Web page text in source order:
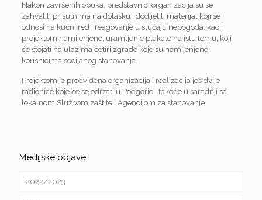
Nakon završenih obuka, predstavnici organizacija su se
zahvalili prisutnima na dolasku i dodijelili materijal koji se
odnosi na kućni red i reagovanje u slučaju nepogoda, kao i
projektom namijenjene, uramljenje plakate na istu temu, koji
će stojati na ulazima četiri zgrade koje su namijenjene
korisnicima socijanog stanovanja.
Projektom je predviđena organizacija i realizacija još dvije
radionice koje će se održati u Podgorici, takođe u saradnji sa
lokalnom Službom zaštite i Agencijom za stanovanje.
Medijske objave
2022/2023